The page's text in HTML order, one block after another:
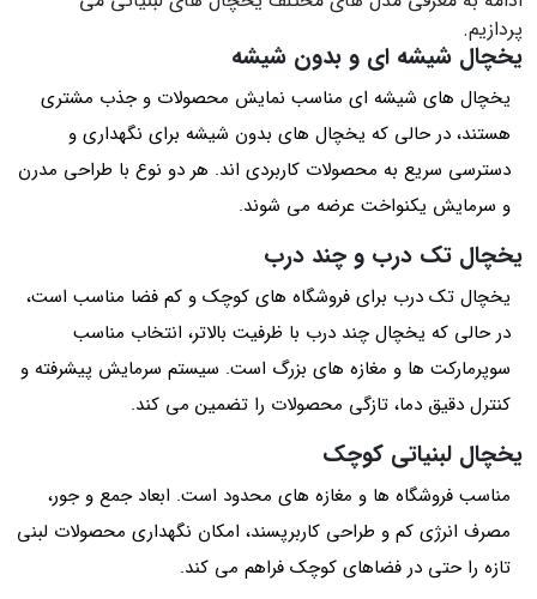
پردازیم.
یخچال شیشه‌ ای و بدون شیشه
یخچال‌ های شیشه‌ ای مناسب نمایش محصولات و جذب مشتری
هستند، در حالی که یخچال‌ های بدون شیشه برای نگهداری و
دسترسی سریع به محصولات کاربردی‌ اند. هر دو نوع با طراحی مدرن
و سرمایش یکنواخت عرضه می‌ شوند.
یخچال تک درب و چند درب
یخچال تک درب برای فروشگاه‌ های کوچک و کم‌ فضا مناسب است،
در حالی که یخچال چند درب با ظرفیت بالاتر، انتخاب مناسب
سوپرمارکت‌ ها و مغازه‌ های بزرگ است. سیستم سرمایش پیشرفته و
کنترل دقیق دما، تازگی محصولات را تضمین می‌ کند.
یخچال لبنیاتی کوچک
مناسب فروشگاه‌ ها و مغازه‌ های محدود است. ابعاد جمع و جور،
مصرف انرژی کم و طراحی کاربرپسند، امکان نگهداری محصولات لبنی
تازه را حتی در فضاهای کوچک فراهم می‌ کند.